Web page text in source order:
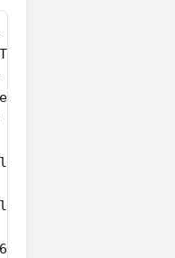
FAILURE! --
@1a27aae3